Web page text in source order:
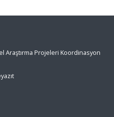
Araştırma Projeleri Koordinasyon